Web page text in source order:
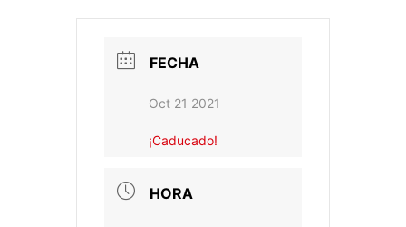
FECHA
Oct 21 2021
¡Caducado!
HORA